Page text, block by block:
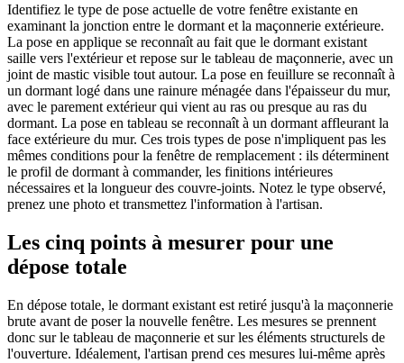
Identifiez le type de pose actuelle de votre fenêtre existante en
examinant la jonction entre le dormant et la maçonnerie extérieure.
La pose en applique se reconnaît au fait que le dormant existant
saille vers l'extérieur et repose sur le tableau de maçonnerie, avec un
joint de mastic visible tout autour. La pose en feuillure se reconnaît à
un dormant logé dans une rainure ménagée dans l'épaisseur du mur,
avec le parement extérieur qui vient au ras ou presque au ras du
dormant. La pose en tableau se reconnaît à un dormant affleurant la
face extérieure du mur. Ces trois types de pose n'impliquent pas les
mêmes conditions pour la fenêtre de remplacement : ils déterminent
le profil de dormant à commander, les finitions intérieures
nécessaires et la longueur des couvre-joints. Notez le type observé,
prenez une photo et transmettez l'information à l'artisan.
Les cinq points à mesurer pour une
dépose totale
En dépose totale, le dormant existant est retiré jusqu'à la maçonnerie
brute avant de poser la nouvelle fenêtre. Les mesures se prennent
donc sur le tableau de maçonnerie et sur les éléments structurels de
l'ouverture. Idéalement, l'artisan prend ces mesures lui-même après